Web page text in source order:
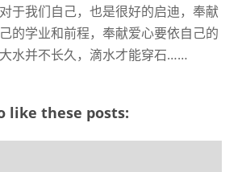
于我们自己，也是很好的启迪，奉献
的学业和前程，奉献爱心要依自己的
水并不长久，滴水才能穿石……
like these posts: